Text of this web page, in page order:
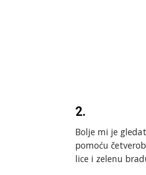
2.
Bolje mi je
pomoću
lice i zelenu